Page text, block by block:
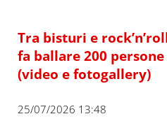
Tra bisturi e
fa ballare 200
(video e fotogallery)
25/07/2026 13:48